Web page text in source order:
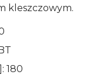
kleszczowym.
180